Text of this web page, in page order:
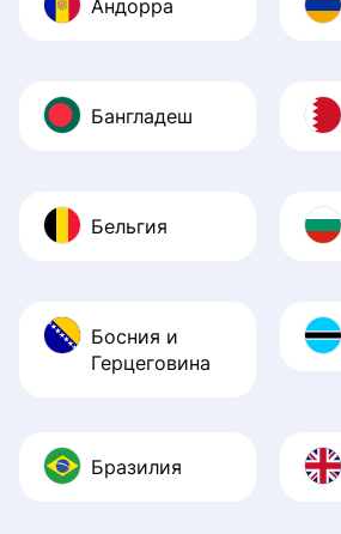
Андорра
Бангладеш
Бельгия
Босния и
Герцеговина
Бразилия